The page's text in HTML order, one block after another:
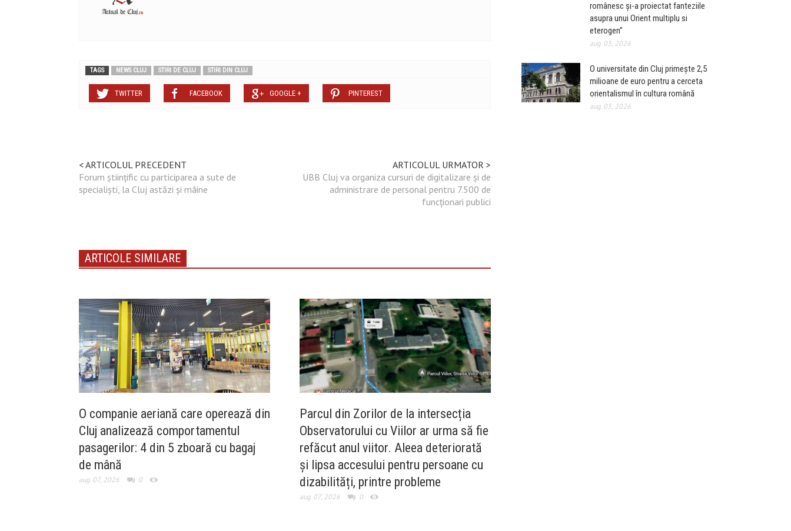
TAGS NEWS CLUJ STIRI DE CLUJ STIRI DIN CLUJ
TWITTER FACEBOOK GOOGLE + PINTEREST
< ARTICOLUL PRECEDENT
Forum științific cu participarea a sute de
specialiști, la Cluj astăzi și mâine
ARTICOLUL URMATOR >
UBB Cluj va organiza cursuri de digitalizare şi de
administrare de personal pentru 7.500 de
funcţionari publici
ARTICOLE SIMILARE
O companie aeriană care operează din
Cluj analizează comportamentul
pasagerilor: 4 din 5 zboară cu bagaj
de mână
aug. 07, 2026 0
Parcul din Zorilor de la intersecția
Observatorului cu Viilor ar urma să fie
refăcut anul viitor. Aleea deteriorată
și lipsa accesului pentru persoane cu
dizabilități, printre probleme
aug. 07, 2026 0
românesc și-a proiectat fanteziile
asupra unui Orient multiplu si
eterogen”
aug. 03, 2026
O universitate din Cluj primește 2,5
milioane de euro pentru a cerceta
orientalismul în cultura română
aug. 03, 2026